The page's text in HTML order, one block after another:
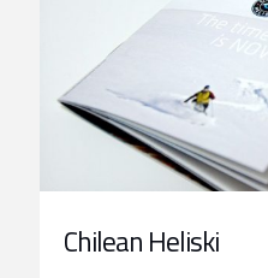
Chilean Heliski